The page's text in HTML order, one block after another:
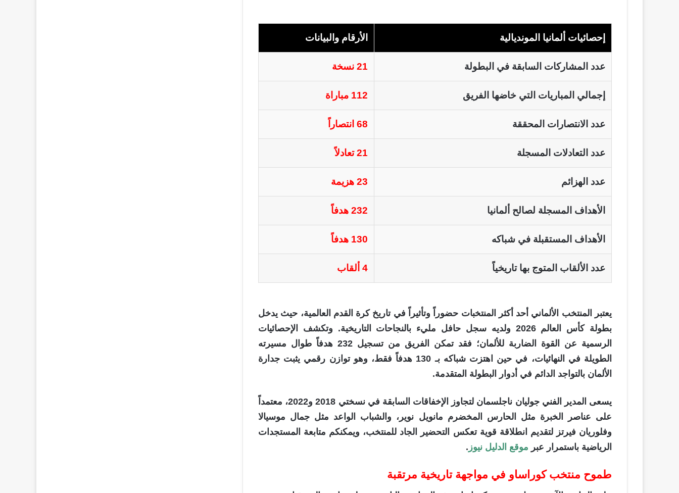
إحصائيات ألمانيا المونديالية الأرقام والبيانات
عدد المشاركات السابقة في البطولة 21 نسخة
إجمالي المباريات التي خاضها الفريق 112 مباراة
عدد الانتصارات المحققة 68 انتصاراً
عدد التعادلات المسجلة 21 تعادلاً
عدد الهزائم 23 هزيمة
الأهداف المسجلة لصالح ألمانيا 232 هدفاً
الأهداف المستقبلة في شباكه 130 هدفاً
عدد الألقاب المتوج بها تاريخياً 4 ألقاب
يعتبر المنتخب الألماني أحد أكثر المنتخبات حضوراً وتأثيراً في تاريخ كرة القدم العالمية، حيث يدخل
بطولة كأس العالم 2026 ولديه سجل حافل مليء بالنجاحات التاريخية. وتكشف الإحصائيات
الرسمية عن القوة الضاربة للألمان؛ فقد تمكن الفريق من تسجيل 232 هدفاً طوال مسيرته
الطويلة في النهائيات، في حين اهتزت شباكه بـ 130 هدفاً فقط، وهو توازن رقمي يثبت جدارة
الألمان بالتواجد الدائم في أدوار البطولة المتقدمة.
يسعى المدير الفني جوليان ناجلسمان لتجاوز الإخفاقات السابقة في نسختي 2018 و2022، معتمداً
على عناصر الخبرة مثل الحارس المخضرم مانويل نوير، والشباب الواعد مثل جمال موسيالا
وفلوريان فيرتز لتقديم انطلاقة قوية تعكس التحضير الجاد للمنتخب، ويمكنكم متابعة المستجدات
الرياضية باستمرار عبر موقع الدليل نيوز .
طموح منتخب كوراساو في مواجهة تاريخية مرتقبة